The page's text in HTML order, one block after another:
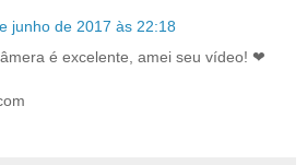
junho de 2017 às 22:18
é excelente, amei seu vídeo! ❤